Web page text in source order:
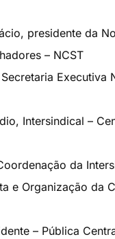
presidente da
– NCST
Executiva
Intersindical –
da
e Organização da
– Pública